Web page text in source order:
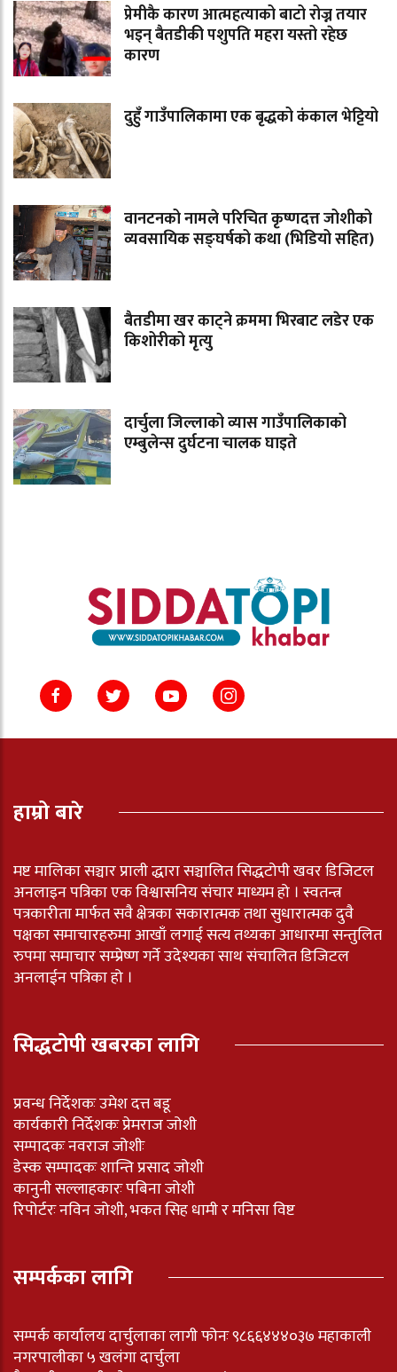
प्रेमीकै कारण आत्महत्याको बाटो रोज्न तयार
भइन् बैतडीकी पशुपति महरा यस्तो रहेछ
कारण
दुहुँ गाउँपालिकामा एक बृद्धको कंकाल भेट्टियो
वानटनको नामले परिचित कृष्णदत्त जोशीको
व्यवसायिक सङ्घर्षको कथा (भिडियो सहित)
बैतडीमा खर काट्ने क्रममा भिरबाट लडेर एक
किशोरीको मृत्यु
दार्चुला जिल्लाको व्यास गाउँपालिकाको
एम्बुलेन्स दुर्घटना चालक घाइते
हाम्रो बारे
मष्ट मालिका सञ्चार प्राली द्धारा सञ्चालित सिद्धटोपी खवर डिजिटल
अनलाइन पत्रिका एक विश्वासनिय संचार माध्यम हो । स्वतन्त्र
पत्रकारीता मार्फत सवै क्षेत्रका सकारात्मक तथा सुधारात्मक दुवै
पक्षका समाचारहरुमा आखाँ लगाई सत्य तथ्यका आधारमा सन्तुलित
रुपमा समाचार सम्प्रेष्ण गर्ने उदेश्यका साथ संचालित डिजिटल
अनलाईन पत्रिका हो ।
सिद्धटोपी खबरका लागि
प्रवन्ध निर्देशकः उमेश दत्त बडू
कार्यकारी निर्देशकः प्रेमराज जोशी
सम्पादकः नवराज जोशीः
डेस्क सम्पादकः शान्ति प्रसाद जोशी
कानुनी सल्लाहकारः पबिना जोशी
रिपोर्टरः नविन जोशी, भकत सिह धामी र मनिसा विष्ट
सम्पर्कका लागि
सम्पर्क कार्यालय दार्चुलाका लागी फोनः ९८६६४४४०३७ महाकाली
नगरपालीका ५ खलंगा दार्चुला